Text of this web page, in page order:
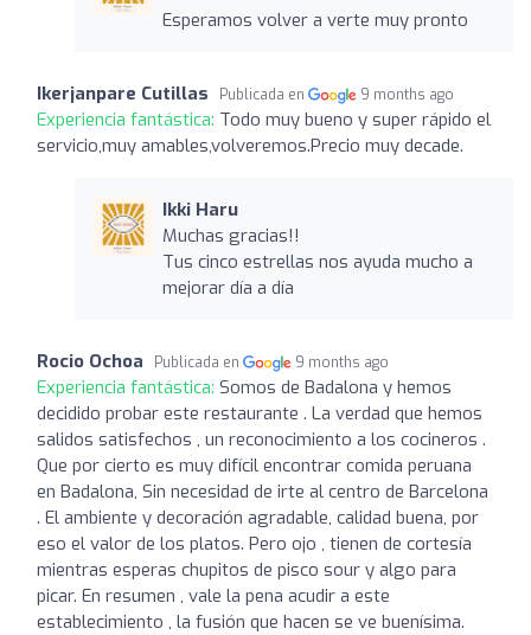
Esperamos volver a verte muy pronto
Ikerjanpare Cutillas Publicada en 9 months ago
Experiencia fantástica: Todo muy bueno y super rápido el
servicio,muy amables,volveremos.Precio muy decade.
Ikki Haru
Muchas gracias!!
Tus cinco estrellas nos ayuda mucho a
mejorar día a día
Rocio Ochoa Publicada en 9 months ago
Experiencia fantástica: Somos de Badalona y hemos
decidido probar este restaurante . La verdad que hemos
salidos satisfechos , un reconocimiento a los cocineros .
Que por cierto es muy difícil encontrar comida peruana
en Badalona, Sin necesidad de irte al centro de Barcelona
. El ambiente y decoración agradable, calidad buena, por
eso el valor de los platos. Pero ojo , tienen de cortesía
mientras esperas chupitos de pisco sour y algo para
picar. En resumen , vale la pena acudir a este
establecimiento , la fusión que hacen se ve buenísima.